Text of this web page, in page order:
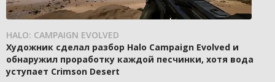
HALO: CAMPAIGN EVOLVED
Художник сделал разбор Halo Campaign Evolved и
обнаружил проработку каждой песчинки, хотя вода
уступает Crimson Desert